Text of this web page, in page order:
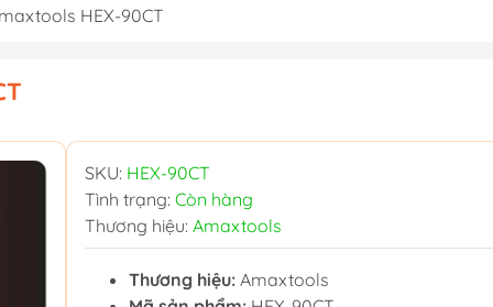
HEX-90CT
SKU: HEX-90CT
Tình trạng: Còn hàng
Thương hiệu: Amaxtools
Thương hiệu: Amaxtools